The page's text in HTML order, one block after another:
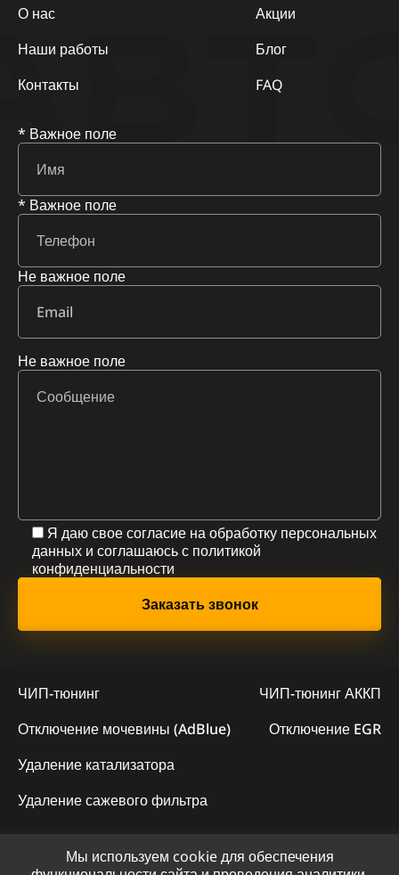
О нас
Наши работы
Контакты
Акции
Блог
FAQ
* Важное поле
* Важное поле
Не важное поле
Не важное поле
Я даю свое согласие на обработку персональных
данных и соглашаюсь с политикой
конфиденциальности
ЧИП-тюнинг
ЧИП-тюнинг АККП
Отключение мочевины (AdBlue)
Отключение EGR
Удаление катализатора
Удаление сажевого фильтра
© 2023 - Официальный сайт "ChipLogic"
Мы используем cookie для обеспечения